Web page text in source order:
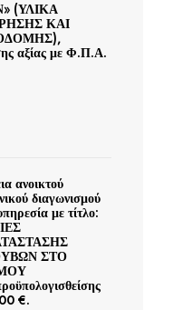
(ΥΛΙΚΑ
ΚΑΙ
αξίας με Φ.Π.Α.
ανοικτού
διαγωνισμού
με τίτλο:
ΣΤΟ
€.